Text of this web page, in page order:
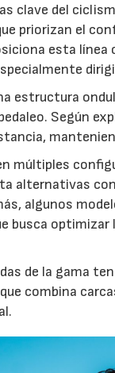
clave del
priorizan el
esta
estructura
Según
múltiples
alternativas
algunos
busca
de la gama
combina